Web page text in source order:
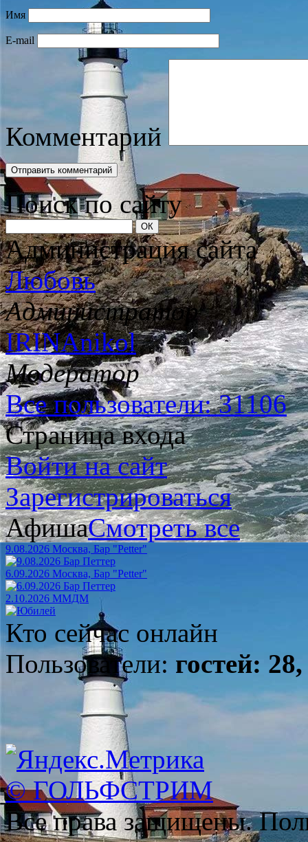
Имя
E-mail
Комментарий
Поиск по сайту
Администрация сайта
Любовь
Администратор
IRINAnikol
Модератор
Все пользователи: 31106
Страница входа
Войти на сайт
Зарегистрироваться
АфишаСмотреть все
9.08.2026 Москва, Бар "Petter"
6.09.2026 Москва, Бар "Petter"
2.10.2026 ММДМ
Кто сейчас онлайн
Пользователи: гостей:
© ГОЛЬФСТРИМ
Все права защищены.